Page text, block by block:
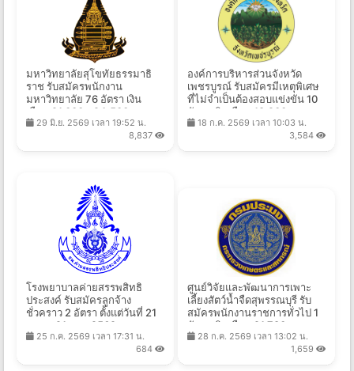
มหาวิทยาลัยสุโขทัยธรรมาธิ
ราช รับสมัครพนักงาน
มหาวิทยาลัย 76 อัตรา เงิน
เดือน 21,000 - 24,500 บาท
ตั้งแต่บัดนี้ - 16 ก.ค. 2569
29 มิ.ย. 2569 เวลา 19:52 น.
8,837
องค์การบริหารส่วนจังหวัด
เพชรบูรณ์ รับสมัครมีเหตุพิเศษ
ที่ไม่จำเป็นต้องสอบแข่งขัน 10
อัตรา เงินเดือน 18,200 บาท
ตั้งแต่วันที่ 5-14 ส.ค. 2569
18 ก.ค. 2569 เวลา 10:03 น.
3,584
โรงพยาบาลค่ายสรรพสิทธิ
ประสงค์ รับสมัครลูกจ้าง
ชั่วคราว 2 อัตรา ตั้งแต่วันที่ 21
ก.ค. - 21 ส.ค. 2569
25 ก.ค. 2569 เวลา 17:31 น.
684
ศูนย์วิจัยและพัฒนาการเพาะ
เลี้ยงสัตว์น้ำจืดสุพรรณบุรี รับ
สมัครพนักงานราชการทั่วไป 1
อัตรา เงินเดือน 21,780 บาท
ตั้งแต่วันที่ 10 - 19 ส.ค. 2569
28 ก.ค. 2569 เวลา 13:02 น.
1,659